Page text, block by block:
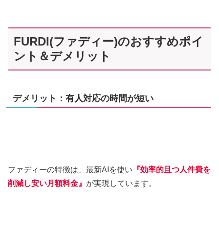
FURDI(ファディー)のおすすめポイ
ント＆デメリット
デメリット：有人対応の時間が短い
ファディーの特徴は、最新AIを使い 『効率的且つ人件費を
削減し安い月額料金』 が実現しています。